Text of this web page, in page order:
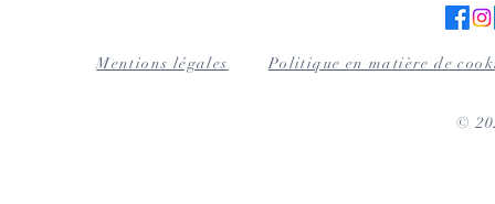
Mentions légales Politique en matière de
©